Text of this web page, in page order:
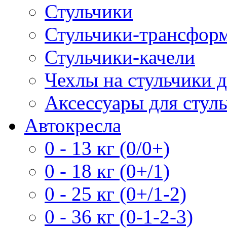
Стульчики
Стульчики-
Стульчики-качели
Чехлы на стульчики
Аксессуары для
Автокресла
0 - 13 кг (0/0+)
0 - 18 кг (0+/1)
0 - 25 кг (0+/1-2)
0 - 36 кг (0-1-2-3)